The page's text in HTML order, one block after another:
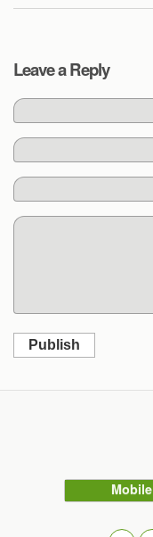
Leave a Reply
Publish
Mobile